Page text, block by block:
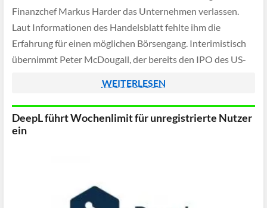
Finanzchef Markus Harder das Unternehmen verlassen.
Laut Informationen des Handelsblatt fehlte ihm die
Erfahrung für einen möglichen Börsengang. Interimistisch
übernimmt Peter McDougall, der bereits den IPO des US-
WEITERLESEN
DeepL führt Wochenlimit für unregistrierte Nutzer
ein